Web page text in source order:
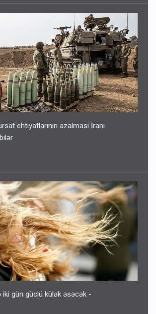
ehtiyatlarının azalması İranı
iki gün güclü külək əsəcək -